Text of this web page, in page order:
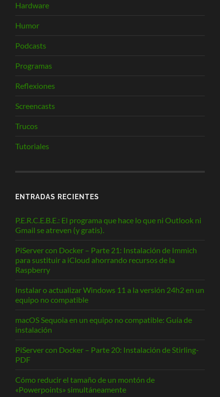
Hardware
Humor
Podcasts
Programas
Reflexiones
Screencasts
Trucos
Tutoriales
ENTRADAS RECIENTES
P.E.R.C.E.B.E.: El programa que hace lo que ni Outlook ni
Gmail se atreven (y gratis).
PiServer con Docker – Parte 21: Instalación de Immich
para sustituir a iCloud ahorrando recursos de la
Raspberry
Instalar o actualizar Windows 11 a la versión 24h2 en un
equipo no compatible
macOS Sequoia en un equipo no compatible: Guía de
instalación
PiServer con Docker – Parte 20: Instalación de Stirling-
PDF
Cómo reducir el tamaño de un montón de
«Powerpoints» simultáneamente